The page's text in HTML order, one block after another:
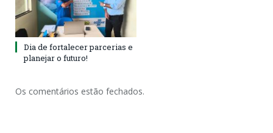
Dia de fortalecer parcerias e
planejar o futuro!
Os comentários estão fechados.